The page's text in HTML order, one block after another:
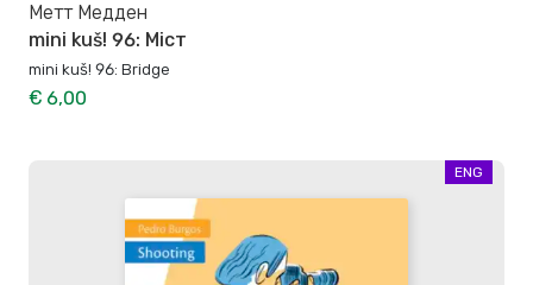
Метт Медден
mini kuš! 96: Міст
mini kuš! 96: Bridge
€ 6,00
ENG